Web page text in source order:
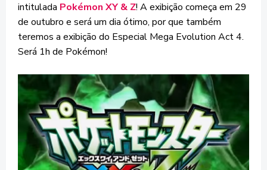
intitulada Pokémon XY & Z! A exibição começa em 29
de outubro e será um dia ótimo, por que também
teremos a exibição do Especial Mega Evolution Act 4.
Será 1h de Pokémon!